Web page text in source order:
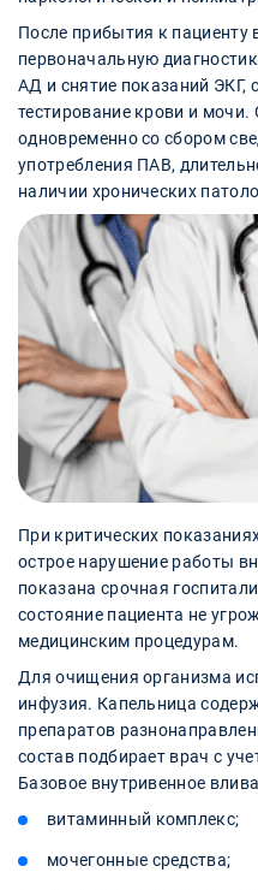
После прибытия к пациенту
первоначальную
АД и снятие показаний ЭКГ,
тестирование крови и мочи.
одновременно со сбором
употребления ПАВ,
наличии хронических
При критических
острое нарушение работы
показана срочная
состояние пациента не
медицинским процедурам.
Для очищения организма
инфузия. Капельница
препаратов
состав подбирает врач с
Базовое внутривенное
витаминный комплекс;
мочегонные средства;